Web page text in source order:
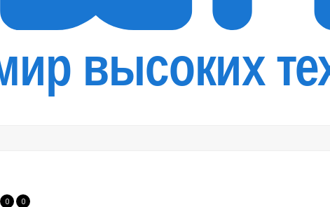
0 0